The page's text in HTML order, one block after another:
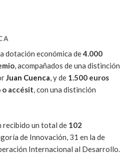
dotación económica de4.000
, acompañados de una distinción
Juan Cuenca,y de 1.500 euros
o accésit, con una distinción
recibido un total de 102
de Innovación, 31 en la de
Internacional al Desarrollo.